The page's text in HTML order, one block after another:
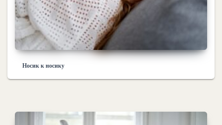
Носик к носику